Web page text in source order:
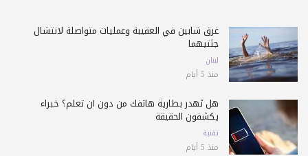
غرق شابين في العقيبة وعمليات متواصلة لانتشال
جثتيهما
لبنان
منذ 5 أيام
هل تُهدر بطارية هاتفك من دون أن تعلم؟ خبراء
يكشفون الحقيقة
تقنية
منذ 5 أيام